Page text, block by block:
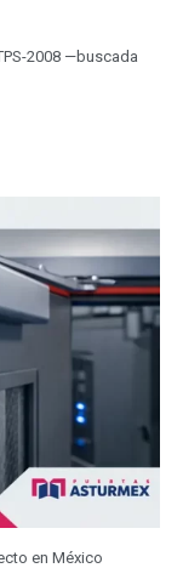
2008 —buscada
en México